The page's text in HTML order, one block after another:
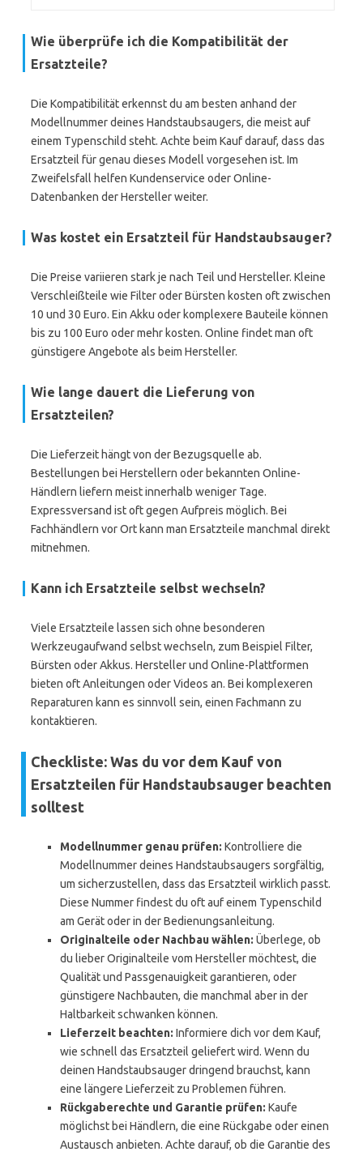
Wie überprüfe ich die Kompatibilität der
Ersatzteile?
Die Kompatibilität erkennst du am besten anhand der
Modellnummer deines Handstaubsaugers, die meist auf
einem Typenschild steht. Achte beim Kauf darauf, dass das
Ersatzteil für genau dieses Modell vorgesehen ist. Im
Zweifelsfall helfen Kundenservice oder Online-
Datenbanken der Hersteller weiter.
Was kostet ein Ersatzteil für Handstaubsauger?
Die Preise variieren stark je nach Teil und Hersteller. Kleine
Verschleißteile wie Filter oder Bürsten kosten oft zwischen
10 und 30 Euro. Ein Akku oder komplexere Bauteile können
bis zu 100 Euro oder mehr kosten. Online findet man oft
günstigere Angebote als beim Hersteller.
Wie lange dauert die Lieferung von
Ersatzteilen?
Die Lieferzeit hängt von der Bezugsquelle ab.
Bestellungen bei Herstellern oder bekannten Online-
Händlern liefern meist innerhalb weniger Tage.
Expressversand ist oft gegen Aufpreis möglich. Bei
Fachhändlern vor Ort kann man Ersatzteile manchmal direkt
mitnehmen.
Kann ich Ersatzteile selbst wechseln?
Viele Ersatzteile lassen sich ohne besonderen
Werkzeugaufwand selbst wechseln, zum Beispiel Filter,
Bürsten oder Akkus. Hersteller und Online-Plattformen
bieten oft Anleitungen oder Videos an. Bei komplexeren
Reparaturen kann es sinnvoll sein, einen Fachmann zu
kontaktieren.
Checkliste: Was du vor dem Kauf von
Ersatzteilen für Handstaubsauger beachten
solltest
Modellnummer genau prüfen: Kontrolliere die
Modellnummer deines Handstaubsaugers sorgfältig,
um sicherzustellen, dass das Ersatzteil wirklich passt.
Diese Nummer findest du oft auf einem Typenschild
am Gerät oder in der Bedienungsanleitung.
Originalteile oder Nachbau wählen: Überlege, ob
du lieber Originalteile vom Hersteller möchtest, die
Qualität und Passgenauigkeit garantieren, oder
günstigere Nachbauten, die manchmal aber in der
Haltbarkeit schwanken können.
Lieferzeit beachten: Informiere dich vor dem Kauf,
wie schnell das Ersatzteil geliefert wird. Wenn du
deinen Handstaubsauger dringend brauchst, kann
eine längere Lieferzeit zu Problemen führen.
Rückgaberechte und Garantie prüfen: Kaufe
möglichst bei Händlern, die eine Rückgabe oder einen
Austausch anbieten. Achte darauf, ob die Garantie des